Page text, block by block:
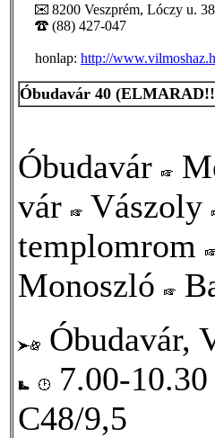
8200 Veszprém, Lóczy u.
(88) 427-047
honlap: http://
Óbudavár 40
Óbudavár
vár
Vászoly
templomrom
Monoszló
Óbudavár,
7.00-10.30
C48/9,5